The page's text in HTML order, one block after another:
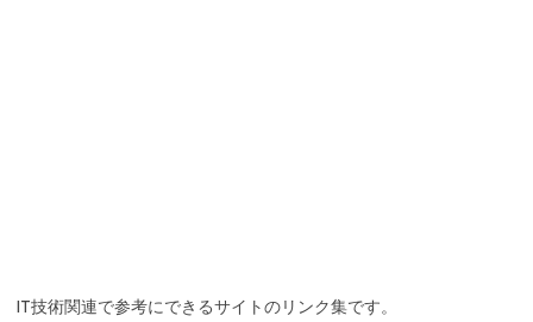
IT技術関連で参考にできるサイトのリンク集です。